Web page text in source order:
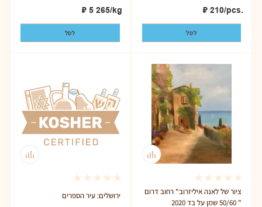
₽ 5 265/kg
לסל
₽ 210/pcs.
לסל
ירושלים: עיר הספרים
ציור של לאנה איליזרוב" רחוב דרום
" 50/60 שמן על בד 2020